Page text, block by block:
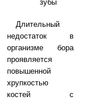
зубы
Длительный
недостаток в
организме бора
проявляется
повышенной
хрупкостью
костей с